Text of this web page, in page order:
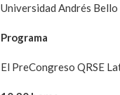
Universidad Andrés Bello
Programa
El PreCongreso QRSE